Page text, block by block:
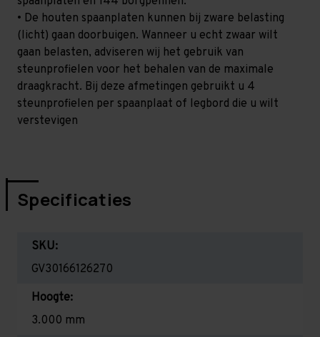
• De houten spaanplaten kunnen bij zware belasting
(licht) gaan doorbuigen. Wanneer u echt zwaar wilt
gaan belasten, adviseren wij het gebruik van
steunprofielen voor het behalen van de maximale
draagkracht. Bij deze afmetingen gebruikt u 4
steunprofielen per spaanplaat of legbord die u wilt
verstevigen
Specificaties
SKU:
GV30166126270
Hoogte:
3.000 mm